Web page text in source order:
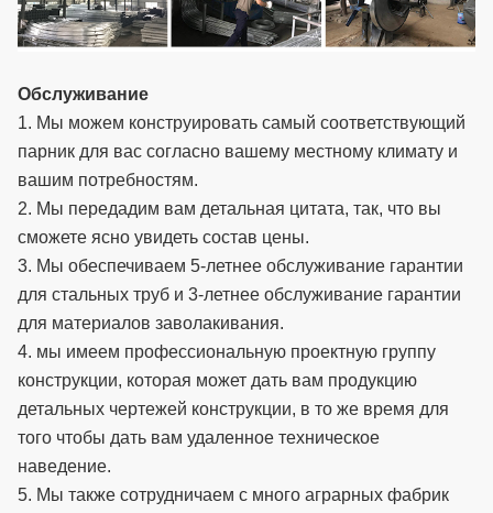
Обслуживание
1. Мы можем конструировать самый соответствующий
парник для вас согласно вашему местному климату и
вашим потребностям.
2. Мы передадим вам детальная цитата, так, что вы
сможете ясно увидеть состав цены.
3. Мы обеспечиваем 5-летнее обслуживание гарантии
для стальных труб и 3-летнее обслуживание гарантии
для материалов заволакивания.
4. мы имеем профессиональную проектную группу
конструкции, которая может дать вам продукцию
детальных чертежей конструкции, в то же время для
того чтобы дать вам удаленное техническое
наведение.
5. Мы также сотрудничаем с много аграрных фабрик